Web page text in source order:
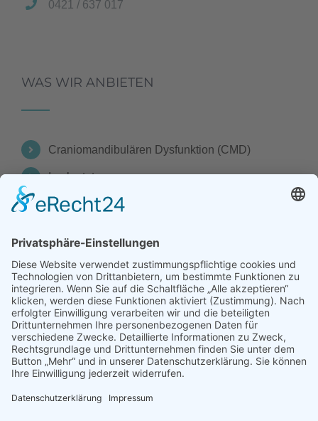
0421 / 637 017
WAS WIR ANBIETEN
Craniomandibulären Dysfunktion (CMD)
Implantate
Konservierende Behandlung
Prothetische Ästhetik
Zahnreinigung & Ästhetik
UNSERE LEISTUNGEN